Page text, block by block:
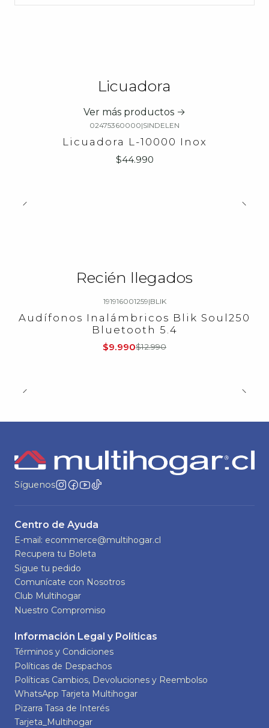
Licuadora
Ver más productos
02475360000|SINDELEN
Licuadora L-10000 Inox
$44.990
Recién llegados
-23%OFF
191916001259|BLIK
Audífonos Inalámbricos Blik Soul250
Bluetooth 5.4
$9.990$12.990
Síguenos
Centro de Ayuda
E-mail: ecommerce@multihogar.cl
Recupera tu Boleta
Sigue tu pedido
Comunícate con Nosotros
Club Multihogar
Nuestro Compromiso
Información Legal y Políticas
Términos y Condiciones
Políticas de Despachos
Políticas Cambios, Devoluciones y Reembolso
WhatsApp Tarjeta Multihogar
Pizarra Tasa de Interés
Tarjeta_Multihogar